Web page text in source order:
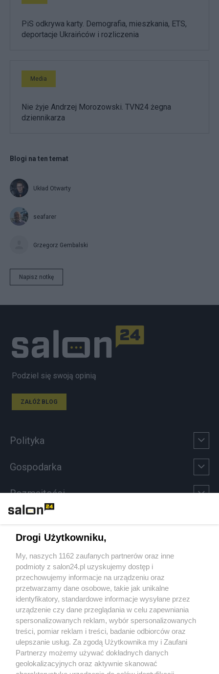
PiS odkrywa karty. Demografia, mieszkania, ETS,
deportacje Ukraińców i rozliczenia
Media
Nie żyje Andrzej Morozowski. TVN24 żegna
dziennikarza
Blogi na ten temat
Układ Otwarty
seafarer
Grzegorz Gembalski
Napisz notkę
Podziel się swoją opinią
ZAŁÓŻ BLOG
Polityka
Gospodarka
Rozmaitości
Sport
Społeczeństwo
Kultura
X Facebook Instagram Youtube
Drogi Użytkowniku,
My, naszych 1162 zaufanych partnerów oraz inne
podmioty z salon24.pl uzyskujemy dostęp i
przechowujemy informacje na urządzeniu oraz
przetwarzamy dane osobowe, takie jak unikalne
identyfikatory, standardowe informacje wysyłane przez
urządzenie czy dane przeglądania w celu zapewniania
spersonalizowanych reklam, wybór spersonalizowanych
treści, pomiar reklam i treści, badanie odbiorców oraz
ulepszanie usług. Za zgodą Użytkownika my i Zaufani
Partnerzy możemy używać dokładnych danych
geolokalizacyjnych oraz aktywnie skanować